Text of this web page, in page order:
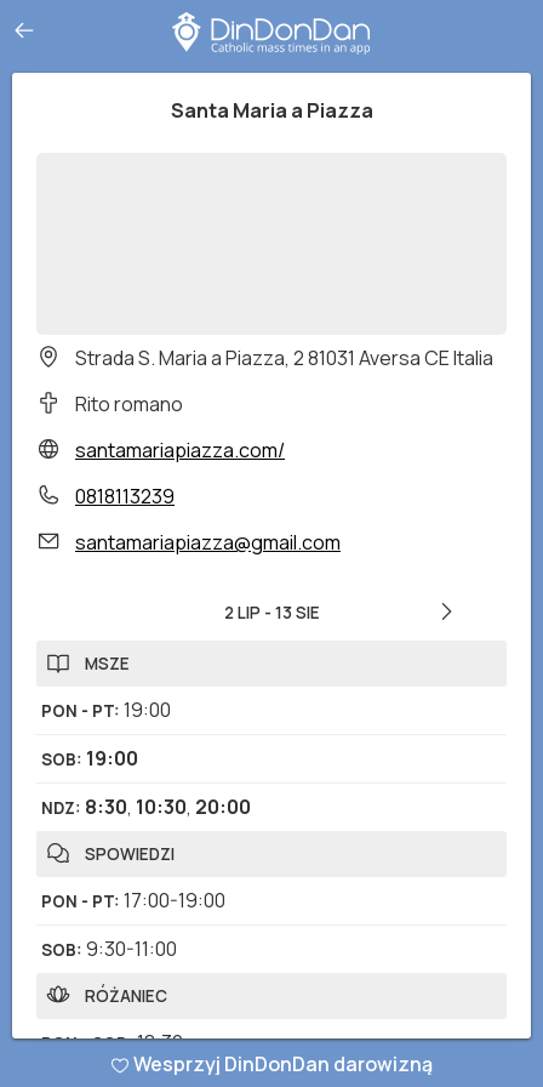
Santa Maria a Piazza
Strada S. Maria a Piazza, 2 81031 Aversa CE Italia
Rito romano
santamariapiazza.com/
0818113239
santamariapiazza@gmail.com
2 LIP - 13 SIE
MSZE
PON - PT: 19:00
SOB: 19:00
NDZ: 8:30, 10:30, 20:00
SPOWIEDZI
PON - PT: 17:00-19:00
SOB: 9:30-11:00
RÓŻANIEC
PON - SOB:18:30
Wesprzyj DinDonDan darowizną